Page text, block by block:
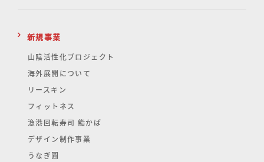
新規事業
山陰活性化プロジェクト
海外展開について
リースキン
フィットネス
漁港回転寿司 鮨かば
デザイン制作事業
うなぎ圓